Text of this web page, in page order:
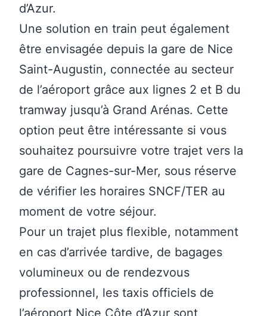
d’Azur.
Une solution en train peut également
être envisagée depuis la gare de Nice
Saint-Augustin, connectée au secteur
de l’aéroport grâce aux lignes 2 et B du
tramway jusqu’à Grand Arénas. Cette
option peut être intéressante si vous
souhaitez poursuivre votre trajet vers la
gare de Cagnes-sur-Mer, sous réserve
de vérifier les horaires SNCF/TER au
moment de votre séjour.
Pour un trajet plus flexible, notamment
en cas d’arrivée tardive, de bagages
volumineux ou de rendezvous
professionnel, les taxis officiels de
l’aéroport Nice Côte d’Azur sont